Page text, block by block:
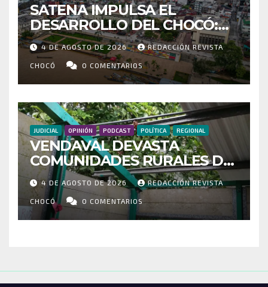
SATENA IMPULSA EL
DESARROLLO DEL CHOCÓ:
MÁS DE 35 MIL PASAJEROS
MOVILIZADOS Y NUEVAS
RUTAS FORTALECEN LA
CONECTIVIDAD
4 DE AGOSTO DE 2026 REDACCIÓN REVISTA
CHOCÓ 0 COMENTARIOS
JUDICIAL OPINIÓN PODCAST POLÍTICA REGIONAL
VENDAVAL DEVASTA
COMUNIDADES RURALES DE
RIOSUCIO: ESCUELAS,
VIVIENDAS Y CEMENTERIO
ENTRE LOS AFECTADOS
4 DE AGOSTO DE 2026 REDACCIÓN REVISTA
CHOCÓ 0 COMENTARIOS